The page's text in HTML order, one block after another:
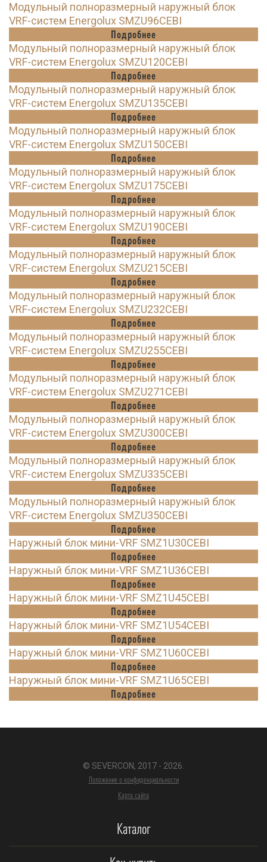
Модульный полноразмерный наружный блок
VRF-систем Energolux SMZU96CEBI
Подробнее
Модульный полноразмерный наружный блок
VRF-систем Energolux SMZU120CEBI
Подробнее
Модульный полноразмерный наружный блок
VRF-систем Energolux SMZU135CEBI
Подробнее
Модульный полноразмерный наружный блок
VRF-систем Energolux SMZU150CEBI
Подробнее
Модульный полноразмерный наружный блок
VRF-систем Energolux SMZU175CEBI
Подробнее
Модульный полноразмерный наружный блок
VRF-систем Energolux SMZU190CEBI
Подробнее
Модульный полноразмерный наружный блок
VRF-систем Energolux SMZU215CEBI
Подробнее
Модульный полноразмерный наружный блок
VRF-систем Energolux SMZU232CEBI
Подробнее
Модульный полноразмерный наружный блок
VRF-систем Energolux SMZU255CEBI
Подробнее
Модульный полноразмерный наружный блок
VRF-систем Energolux SMZU271CEBI
Подробнее
Модульный полноразмерный наружный блок
VRF-систем Energolux SMZU300CEBI
Подробнее
Модульный полноразмерный наружный блок
VRF-систем Energolux SMZU335CEBI
Подробнее
Модульный полноразмерный наружный блок
VRF-систем Energolux SMZU350CEBI
Подробнее
Наружный блок мини-VRF SMZ1U30CEBI
Подробнее
Наружный блок мини-VRF SMZ1U36CEBI
Подробнее
Наружный блок мини-VRF SMZ1U45CEBI
Подробнее
Наружный блок мини-VRF SMZ1U54CEBI
Подробнее
Наружный блок мини-VRF SMZ1U60CEBI
Подробнее
Наружный блок мини-VRF SMZ1U65CEBI
Подробнее
© SEVERCON, 2017 - 2026.
Положение о конфиденциальности
Карта сайта
Каталог